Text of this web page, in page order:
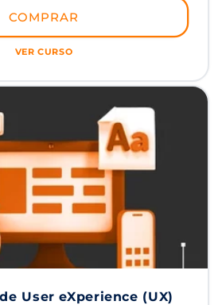
em
para
COMPRAR
VER CURSO
User eXperience (UX)